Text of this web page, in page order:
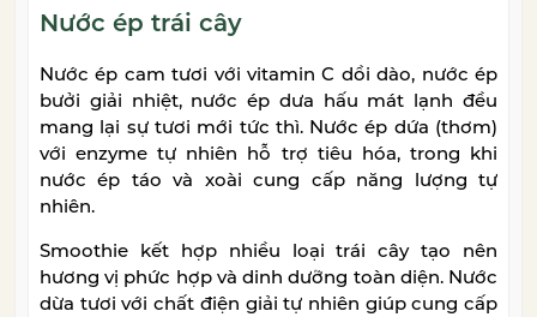
Nước ép trái cây
Nước ép cam tươi với vitamin C dồi dào, nước ép
bưởi giải nhiệt, nước ép dưa hấu mát lạnh đều
mang lại sự tươi mới tức thì. Nước ép dứa (thơm)
với enzyme tự nhiên hỗ trợ tiêu hóa, trong khi
nước ép táo và xoài cung cấp năng lượng tự
nhiên.
Smoothie kết hợp nhiều loại trái cây tạo nên
hương vị phức hợp và dinh dưỡng toàn diện. Nước
dừa tươi với chất điện giải tự nhiên giúp cung cấp